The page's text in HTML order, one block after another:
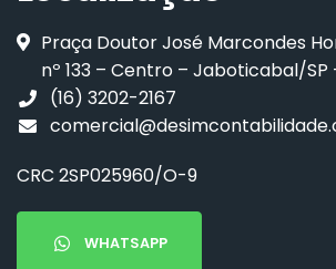
Praça Doutor José Marcondes
nº 133 – Centro – Jaboticabal/SP
(16) 3202-2167
CRC 2SP025960/O-9
WHATSAPP